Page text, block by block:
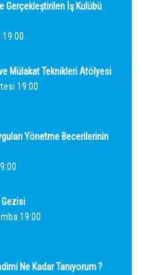
Gerçekleştirilen İş Kulübü
19:00
Mülakat Teknikleri Atölyesi
19:00
Yönetme Becerilerinin
19:00
Ne Kadar Tanıyorum ?